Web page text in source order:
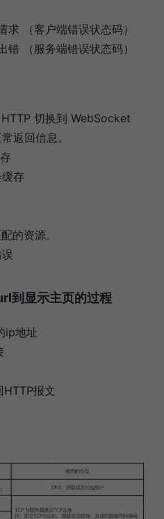
（客户端错误状态码）
（服务端错误状态码）
切换到 WebSocket
返回信息。
存
的资源。
到显示主页的过程
ip地址
HTTP报文